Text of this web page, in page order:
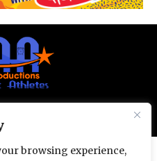
browsing experience,
2025.